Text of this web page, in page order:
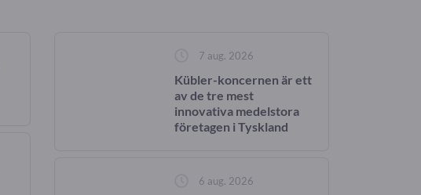
7 aug. 2026
Kübler-koncernen är ett
av de tre mest
innovativa medelstora
företagen i Tyskland
6 aug. 2026